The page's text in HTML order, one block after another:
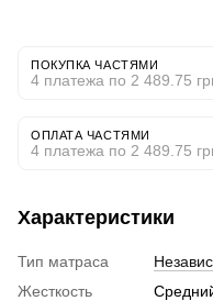
ПОКУПКА ЧАСТЯМИ
4 платежа по 2 489.75
ОПЛАТА ЧАСТЯМИ
4 платежа по 2 489.75
Характеристики
Тип матраса
Жесткость